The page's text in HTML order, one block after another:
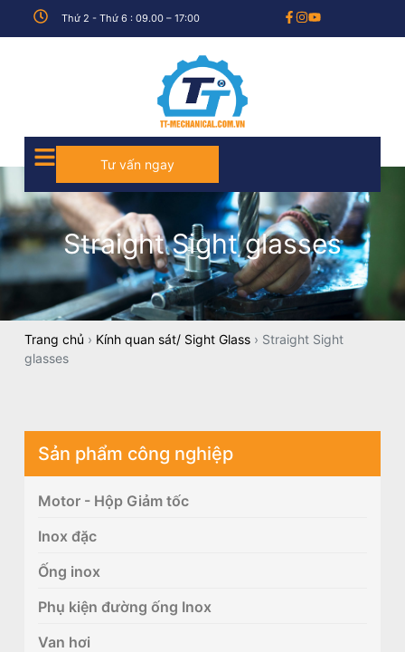
Thứ 2 - Thứ 6 : 09.00 – 17:00
Tư vấn ngay
Straight Sight glasses
Trang chủ › Kính quan sát/ Sight Glass› Straight Sight
glasses
Sản phẩm công nghiệp
Motor - Hộp Giảm tốc
Inox đặc
Ống inox
Phụ kiện đường ống Inox
Van hơi